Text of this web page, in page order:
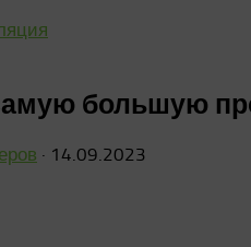
большую
· 14.09.2023